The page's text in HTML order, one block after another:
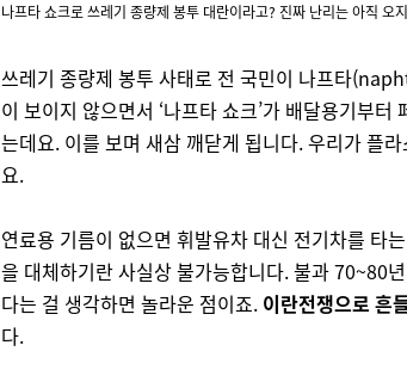
나프타 쇼크로 쓰레기 종량제 봉투 대란이라고? 진짜 난리는 아직 오
쓰레기 종량제 봉투 사태로 전 국민이 나프타
이 보이지 않으면서 ‘나프타 쇼크’가 배달용기부
는데요. 이를 보며 새삼 깨닫게 됩니다. 우리가 플
요.
연료용 기름이 없으면 휘발유차 대신 전기차를 타
을 대체하기란 사실상 불가능합니다. 불과 70~80
다는 걸 생각하면 놀라운 점이죠. 이란전쟁으로 흔
다.